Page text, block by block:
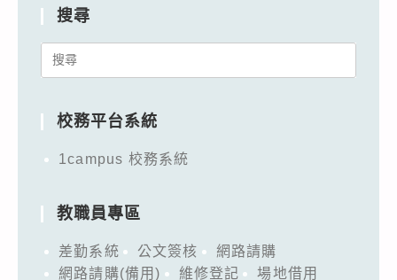
搜尋
Search
校務平台系統
1campus 校務系統
教職員專區
差勤系統 公文簽核
網路請購
網路請購(備用)
維修登記
場地借用